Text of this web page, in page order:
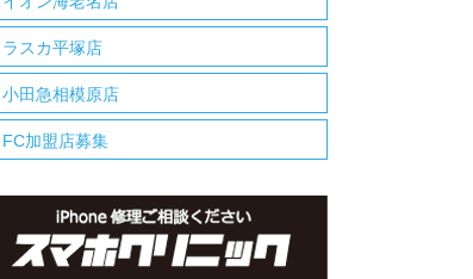
ラスカ平塚店
小田急相模原店
FC加盟店募集